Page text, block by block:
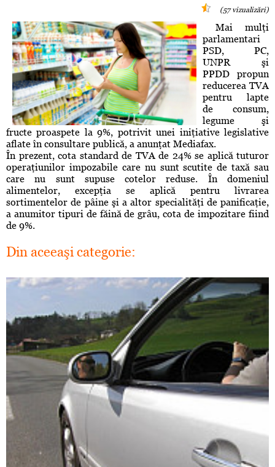
(57 vizualizări)
Mai mulţi
parlamentari
PSD, PC,
UNPR şi
PPDD propun
reducerea TVA
pentru lapte
de consum,
legume şi
fructe proaspete la 9%, potrivit unei iniţiative legislative
aflate în consultare publică, a anunţat Mediafax.
În prezent, cota standard de TVA de 24% se aplică tuturor
operaţiunilor impozabile care nu sunt scutite de taxă sau
care nu sunt supuse cotelor reduse. În domeniul
alimentelor, excepţia se aplică pentru livrarea
sortimentelor de pâine şi a altor specialităţi de panificaţie,
a anumitor tipuri de făină de grâu, cota de impozitare fiind
de 9%.
Din aceeaşi categorie: